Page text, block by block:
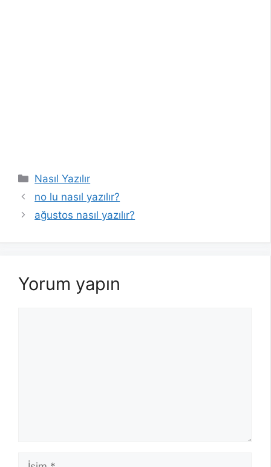
Kategoriler
Nasıl Yazılır
no lu nasıl yazılır?
ağustos nasıl yazılır?
Yorum yapın
İsim